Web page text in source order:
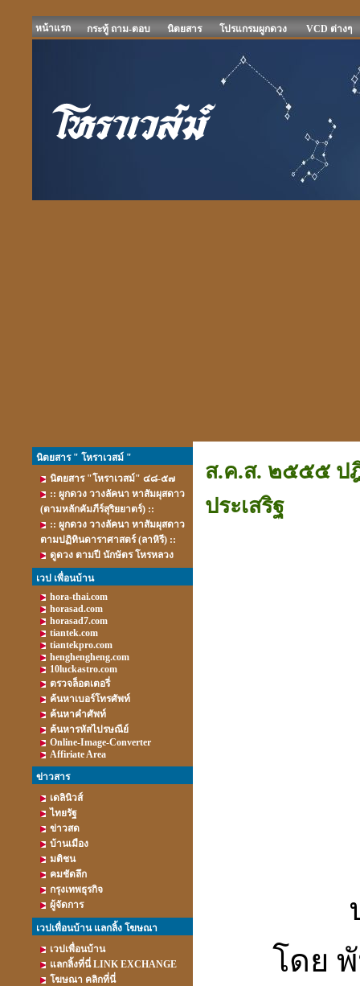
หน้าแรก กระทู้ ถาม-ตอบ นิตยสาร โปรแกรมผูกดวง VCD ต่างๆ
นิตยสาร " โหราเวสม์ "
นิตยสาร "โหราเวสม์" ๔๘-๕๗
:: ผูกดวง วางลัคนา หาสัมผุสดาว
(ตามหลักคัมภีร์สุริยยาตร์) ::
:: ผูกดวง วางลัคนา หาสัมผุสดาว
ตามปฏิทินดาราศาสตร์ (ลาหิรี) ::
ดูดวง ตามปี นักษัตร โหรหลวง
เวป เพื่อนบ้าน
hora-thai.com
horasad.com
horasad7.com
tiantek.com
tiantekpro.com
henghengheng.com
10luckastro.com
ตรวจล็อตเตอรี่
ค้นหาเบอร์โทรศัพท์
ค้นหาคำศัพท์
ค้นหารหัสไปรษณีย์
Online-Image-Converter
Affiriate Area
ข่าวสาร
เดลินิวส์
ไทยรัฐ
ข่าวสด
บ้านเมือง
มติชน
คมชัดลึก
กรุงเทพธุรกิจ
ผู้จัดการ
เวปเพื่อนบ้าน แลกลิ้ง โฆษณา
เวปเพื่อนบ้าน
แลกลิ้งที่นี่ LINK EXCHANGE
โฆษณา คลิกที่นี่
ส.ค.ส. ๒๕๕๕ ป
ประเสริฐ
โดย